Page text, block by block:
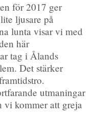
för 2017 ger
ljusare på
lunta visar vi med
här
tag i Ålands
Det stärker
utmaningar
vi kommer att greja